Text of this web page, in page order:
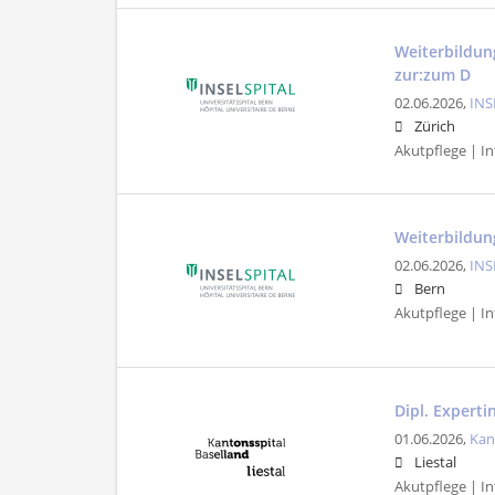
zur:zum D
02.06.2026,
Zürich
Akutpflege |
02.06.2026,
Bern
Akutpflege |
Dipl.
01.06.2026,
Liestal
Akutpflege |